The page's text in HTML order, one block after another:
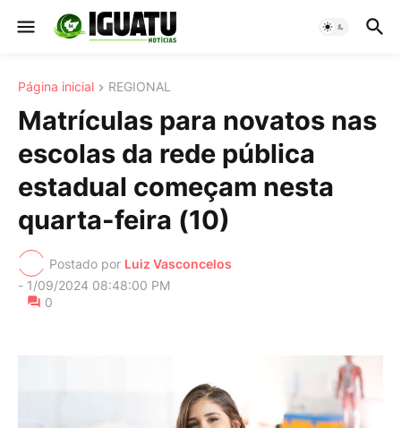
Página inicial REGIONAL
Matrículas para novatos nas
escolas da rede pública
estadual começam nesta
quarta-feira (10)
Postado por Luiz Vasconcelos
- 1/09/2024 08:48:00 PM
0